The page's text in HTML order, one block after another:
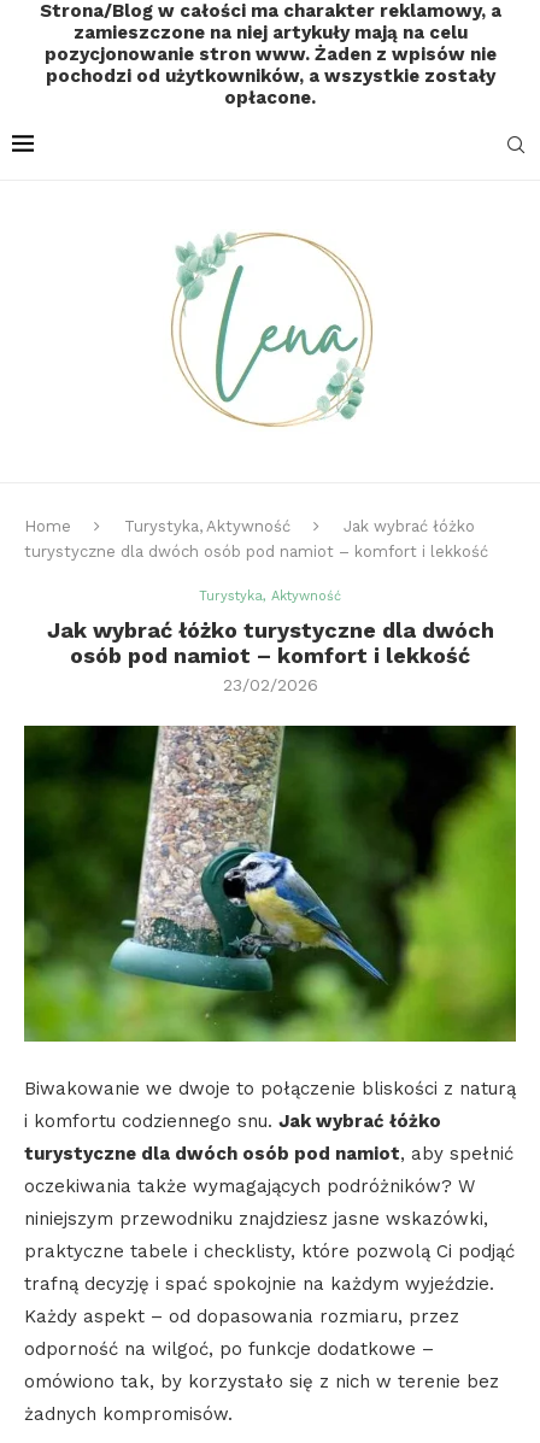
Strona/Blog w całości ma charakter reklamowy, a
zamieszczone na niej artykuły mają na celu
pozycjonowanie stron www. Żaden z wpisów nie
pochodzi od użytkowników, a wszystkie zostały
opłacone.
Home Turystyka, Aktywność
Jak wybrać łóżko
turystyczne dla dwóch osób pod namiot – komfort i lekkość
Turystyka, Aktywność
Jak wybrać łóżko turystyczne dla dwóch
osób pod namiot – komfort i lekkość
23/02/2026
Biwakowanie we dwoje to połączenie bliskości z naturą
i komfortu codziennego snu. Jak wybrać łóżko
turystyczne dla dwóch osób pod namiot, aby spełnić
oczekiwania także wymagających podróżników? W
niniejszym przewodniku znajdziesz jasne wskazówki,
praktyczne tabele i checklisty, które pozwolą Ci podjąć
trafną decyzję i spać spokojnie na każdym wyjeździe.
Każdy aspekt – od dopasowania rozmiaru, przez
odporność na wilgoć, po funkcje dodatkowe –
omówiono tak, by korzystało się z nich w terenie bez
żadnych kompromisów.